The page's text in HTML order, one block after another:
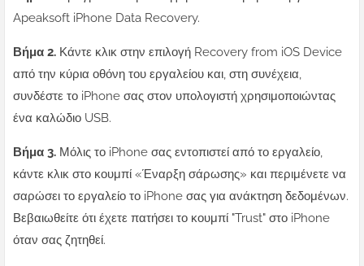
Apeaksoft iPhone Data Recovery.
Βήμα 2. Κάντε κλικ στην επιλογή Recovery from iOS Device
από την κύρια οθόνη του εργαλείου και, στη συνέχεια,
συνδέστε το iPhone σας στον υπολογιστή χρησιμοποιώντας
ένα καλώδιο USB.
Βήμα 3. Μόλις το iPhone σας εντοπιστεί από το εργαλείο,
κάντε κλικ στο κουμπί «Έναρξη σάρωσης» και περιμένετε να
σαρώσει το εργαλείο το iPhone σας για ανάκτηση δεδομένων.
Βεβαιωθείτε ότι έχετε πατήσει το κουμπί "Trust" στο iPhone
όταν σας ζητηθεί.